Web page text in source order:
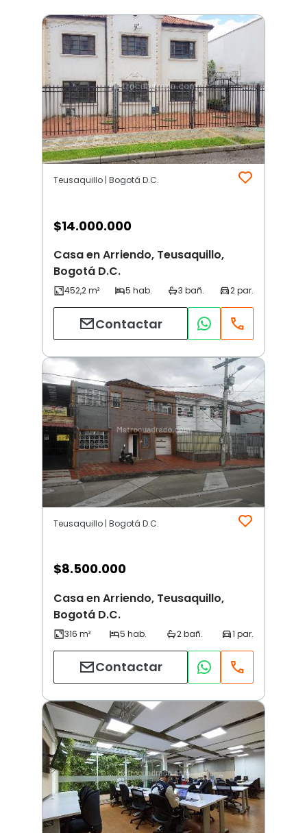
Teusaquillo | Bogotá D.C.
$14.000.000
Casa en Arriendo, Teusaquillo,
Bogotá D.C.
Contactar
Teusaquillo | Bogotá D.C.
$8.500.000
Casa en Arriendo, Teusaquillo,
Bogotá D.C.
Contactar